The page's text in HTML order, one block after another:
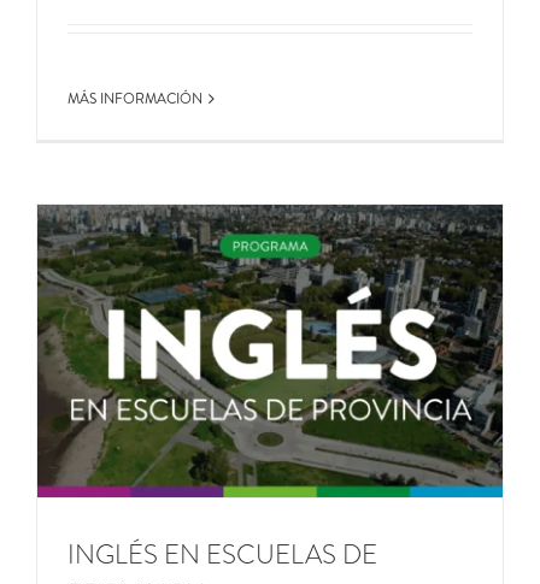
MÁS INFORMACIÓN
INGLÉS EN ESCUELAS DE